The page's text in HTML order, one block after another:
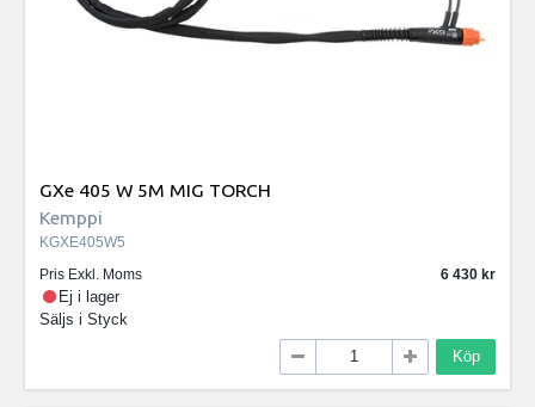
GXe 405 W 5M MIG TORCH
Kemppi
KGXE405W5
Pris Exkl. Moms
6 430
Ej i lager
Säljs i Styck
Köp